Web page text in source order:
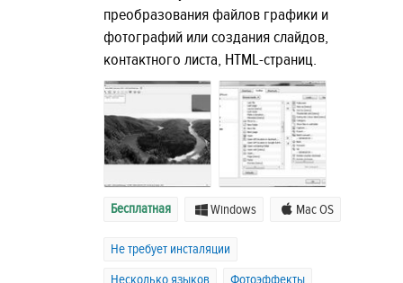
преобразования файлов графики и
фотографий или создания слайдов,
контактного листа, HTML-страниц.
Бесплатная Windows Mac OS
Не требует инсталяции
Несколько языков
Фотоэффекты